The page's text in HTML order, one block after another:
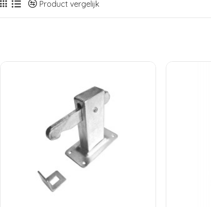
Product vergelijk